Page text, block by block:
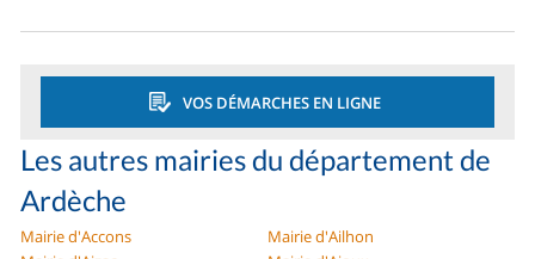
VOS DÉMARCHES EN LIGNE
Les autres mairies du département de
Ardèche
Mairie d'Accons
Mairie d'Ailhon